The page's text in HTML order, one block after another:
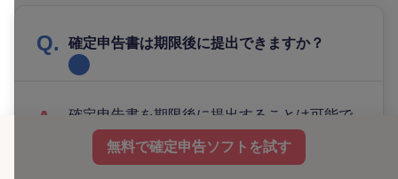
無料で確定申告ソフトを試す
確定申告書は期限後に提出できますか？
確定申告書を期限後に提出することは可能で
す。ただし、確定申告が必要な人が期限後申
告を行う場合、原則として、無申告加算税や